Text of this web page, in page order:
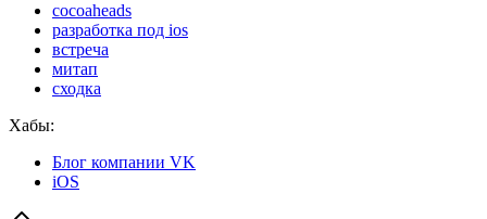
cocoaheads
разработка под ios
встреча
митап
сходка
Хабы:
Блог компании VK
iOS